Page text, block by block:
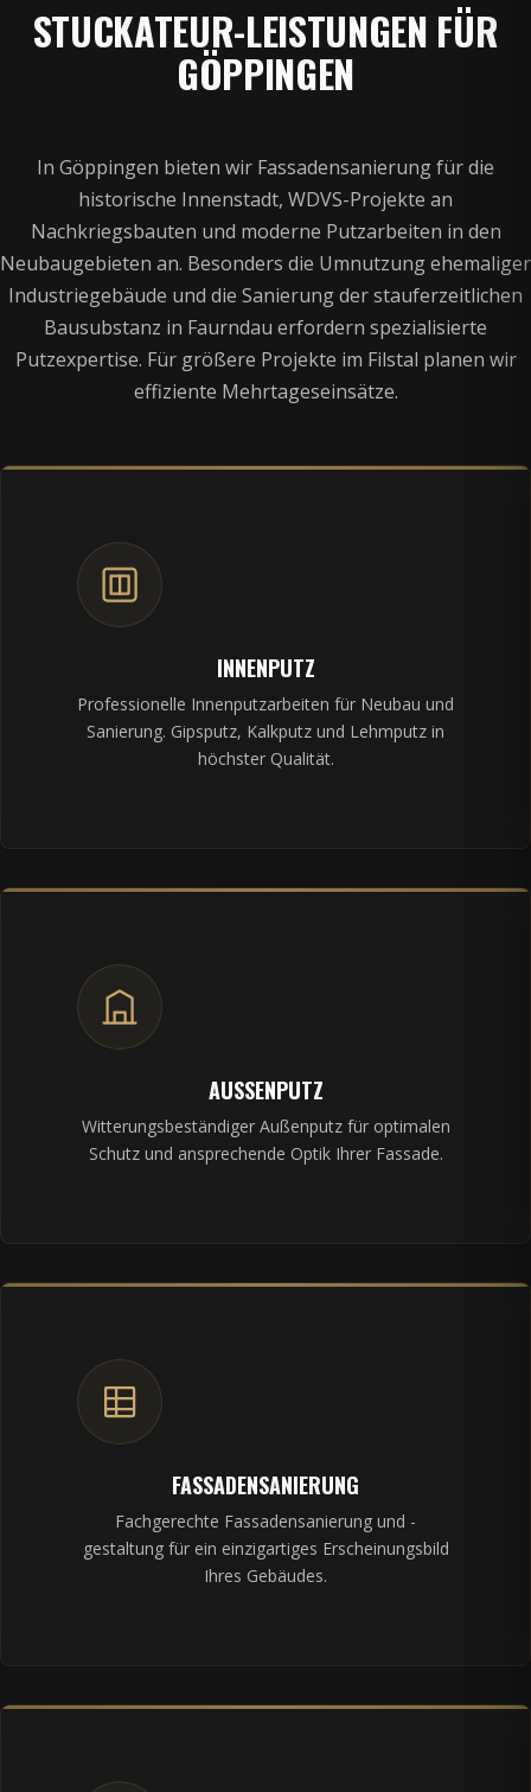
STUCKATEUR-LEISTUNGEN FÜR
GÖPPINGEN
In Göppingen bieten wir Fassadensanierung für die
historische Innenstadt, WDVS-Projekte an
Nachkriegsbauten und moderne Putzarbeiten in den
Neubaugebieten an. Besonders die Umnutzung ehemaliger
Industriegebäude und die Sanierung der stauferzeitlichen
Bausubstanz in Faurndau erfordern spezialisierte
Putzexpertise. Für größere Projekte im Filstal planen wir
effiziente Mehrtageseinsätze.
INNENPUTZ
Professionelle Innenputzarbeiten für Neubau und
Sanierung. Gipsputz, Kalkputz und Lehmputz in
höchster Qualität.
AUSSENPUTZ
Witterungsbeständiger Außenputz für optimalen
Schutz und ansprechende Optik Ihrer Fassade.
FASSADENSANIERUNG
Fachgerechte Fassadensanierung und -
gestaltung für ein einzigartiges Erscheinungsbild
Ihres Gebäudes.